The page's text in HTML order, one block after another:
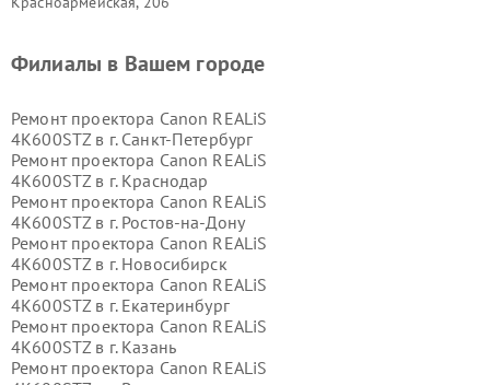
Филиалы в Вашем городе
Ремонт проектора Canon REALiS
4K600STZ в г. Санкт-Петербург
Ремонт проектора Canon REALiS
4K600STZ в г. Краснодар
Ремонт проектора Canon REALiS
4K600STZ в г. Ростов-на-Дону
Ремонт проектора Canon REALiS
4K600STZ в г. Новосибирск
Ремонт проектора Canon REALiS
4K600STZ в г. Екатеринбург
Ремонт проектора Canon REALiS
4K600STZ в г. Казань
Ремонт проектора Canon REALiS